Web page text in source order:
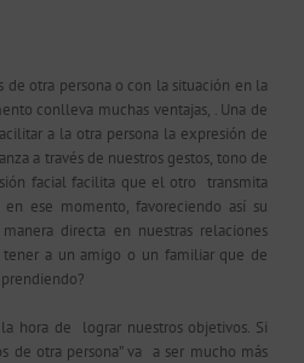
otra persona o con la situación en la
conlleva muchas ventajas, . Una de
a la otra persona la expresión de
a través de nuestros gestos, tono de
facial facilita que el otro transmita
ese momento, favoreciendo así su
directa en nuestras relaciones
tener a un amigo o un familiar que de
hora de lograr nuestros objetivos. Si
de otra persona” va a ser mucho más